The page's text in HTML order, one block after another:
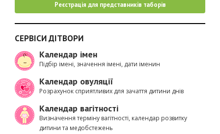
Реєстрація для представників таборів
СЕРВІСИ ДІТВОРИ
Календар імен
Підбір імені, значення імені, дати іменин
Календар овуляції
Розрахунок сприятливих для зачаття дитини днів
Календар вагітності
Визначення терміну вагітності, календар розвитку
дитини та медобстежень